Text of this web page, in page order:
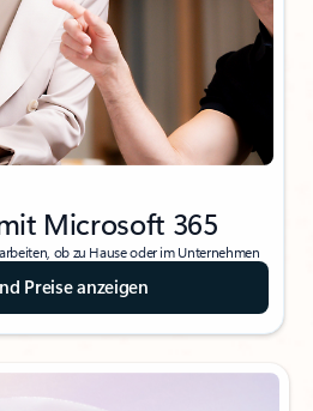
Microsoft 365
ob zu Hause oder im Unternehmen
Preise anzeigen